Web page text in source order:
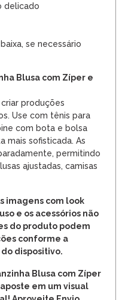
delicado
se necessário
Blusa com Zíper e
produções
Use com tênis para
com bota e bolsa
mais sofisticada. As
permitindo
ajustadas, camisas
imagens com look
e os acessórios não
do produto podem
conforme a
dispositivo.
Blusa com Zíper
em um visual